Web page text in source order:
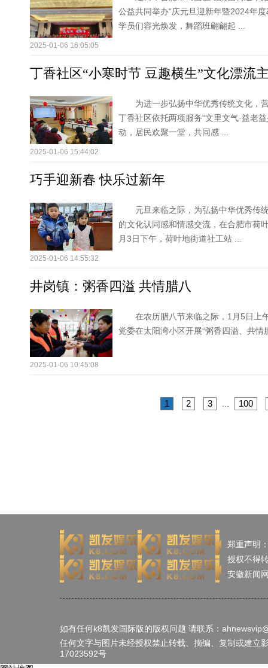
公益共同举办“庆元旦迎新年暨2024年
学员们容光焕发，舞蹈班翩翩起 ...
2025-01-06 16:05:05
丁香社区“小寒时节 豆趣横生”文化漂流
为进一步弘扬中华优秀传统文化，
丁香社区依托两项服务“文里文气·益老
动，居民欢聚一堂，共同感 ...
2025-01-06 15:44:02
巧手迎新春 快乐过新年
元旦来临之际，为弘扬中华优秀传
的文化认同感和情感交流，在合肥市荷
月3日下午，荷叶地街道社工站 ...
2025-01-06 14:55:32
井岗镇：粥香四溢 共情腊八
在农历腊八节来临之际，1月5日上
党委在太阳湾小区开展“粥香四溢、共情
2025-01-06 10:45:08
1 2 3 100
郑重声明
授权不得
安徽新闻
如有任何k8凯发国际版的版权问题 请联系：
任何文字与图片未经授权禁止转载、摘编、复制或建立
17023592号